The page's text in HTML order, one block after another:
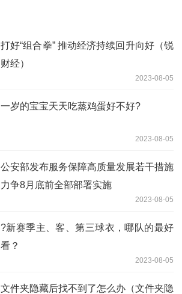
打好“组合拳” 推动经济持续回升向好（锐
财经）
2023-08-05
一岁的宝宝天天吃蒸鸡蛋好不好?
2023-08-05
公安部发布服务保障高质量发展若干措施
力争8月底前全部部署实施
2023-08-05
?新赛季主、客、第三球衣，哪队的最好
看？
2023-08-05
文件夹隐藏后找不到了怎么办（文件夹隐